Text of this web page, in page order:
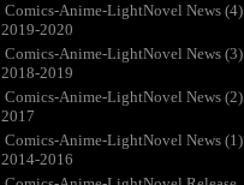
Comics-Anime-LightNovel News (4)
2019-2020
Comics-Anime-LightNovel News (3)
2018-2019
Comics-Anime-LightNovel News (2)
2017
Comics-Anime-LightNovel News (1)
2014-2016